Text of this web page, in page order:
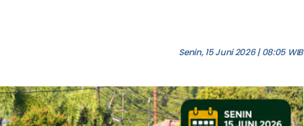
Senin, 15 Juni 2026 | 08:05 WIB